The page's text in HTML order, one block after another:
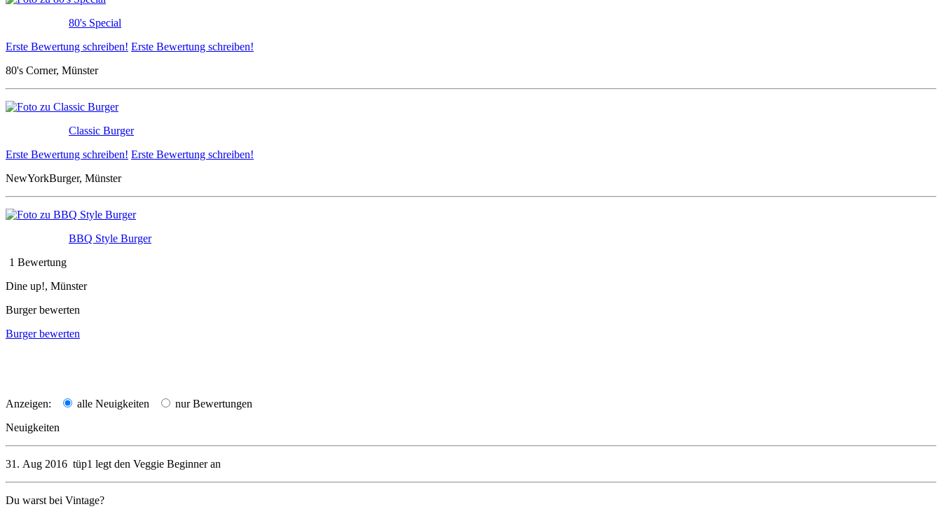
80's Special
Erste Bewertung schreiben! Erste Bewertung schreiben!
80's Corner, Münster
Classic Burger
Erste Bewertung schreiben! Erste Bewertung schreiben!
NewYorkBurger, Münster
BBQ Style Burger
1 Bewertung
Dine up!, Münster
Burger bewerten
Burger bewerten
Anzeigen: alle Neuigkeiten
nur Bewertungen
Neuigkeiten
31. Aug 2016 tüp1 legt den Veggie Beginneran
Du warst bei Vintage?